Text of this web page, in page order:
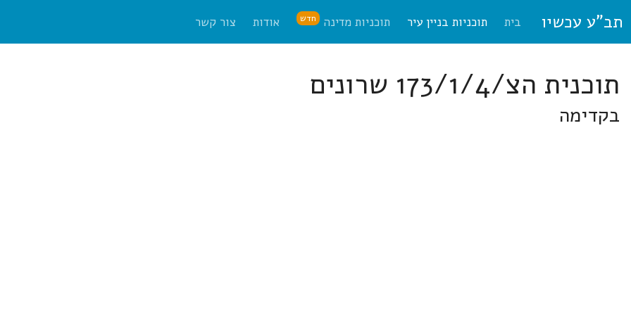
תב"ע עכשיו בית תוכניות בניין עיר תוכניות מדינה חדש אודות צור קשר
תוכנית הצ/173/1/4 שרונים
בקדימה